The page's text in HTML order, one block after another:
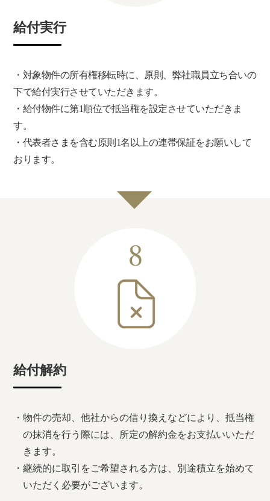
給付実行
・対象物件の所有権移転時に、原則、弊社職員立ち合いの
下で給付実行させていただきます。
・給付物件に第1順位で抵当権を設定させていただきま
す。
・代表者さまを含む原則1名以上の連帯保証をお願いして
おります。
給付解約
・物件の売却、他社からの借り換えなどにより、抵当権
の抹消を行う際には、所定の解約金をお支払いいただ
きます。
・継続的に取引をご希望される方は、別途積立を始めて
いただく必要がございます。